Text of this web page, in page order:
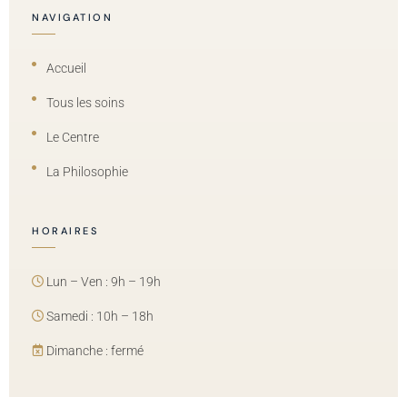
NAVIGATION
Accueil
Tous les soins
Le Centre
La Philosophie
HORAIRES
Lun – Ven : 9h – 19h
Samedi : 10h – 18h
Dimanche : fermé